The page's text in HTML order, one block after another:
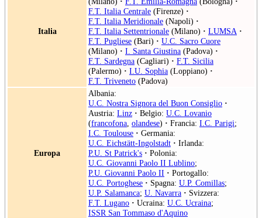
Italia
F.T. Italia Centrale (Firenze) ·
F.T. Italia Meridionale (Napoli) ·
F.T. Italia Settentrionale (Milano) · LUMSA ·
F.T. Pugliese (Bari) · U.C. Sacro Cuore
(Milano) · I. Santa Giustina (Padova) ·
F.T. Sardegna (Cagliari) · F.T. Sicilia
(Palermo) · I.U. Sophia (Loppiano) ·
F.T. Triveneto (Padova)
Europa
Albania:
U.C. Nostra Signora del Buon Consiglio ·
Austria: Linz · Belgio: U.C. Lovanio
(francofona olandese) · Francia: I.C. Parigi;
I.C. Toulouse · Germania:
U.C. Eichstätt-Ingolstadt · Irlanda:
P.U. St Patrick's · Polonia:
U.C. Giovanni Paolo II Lublino;
P.U. Giovanni Paolo II · Portogallo:
U.C. Portoghese · Spagna: U.P. Comillas;
U.P. Salamanca; U. Navarra · Svizzera:
F.T. Lugano · Ucraina: U.C. Ucraina;
ISSR San Tommaso d'Aquino